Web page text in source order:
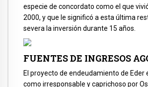
especie de concordato como el que
2000, y que le significó a esta última
severa la inversión durante 15 años.
FUENTES DE INGRESOS
El proyecto de endeudamiento de Eder
como irresponsable y caprichoso por